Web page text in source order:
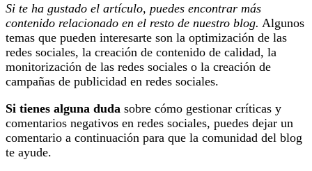
Si te ha gustado el artículo, puedes encontrar más
contenido relacionado en el resto de nuestro blog. Algunos
temas que pueden interesarte son la optimización de las
redes sociales, la creación de contenido de calidad, la
monitorización de las redes sociales o la creación de
campañas de publicidad en redes sociales.
Si tienes alguna duda sobre cómo gestionar críticas y
comentarios negativos en redes sociales, puedes dejar un
comentario a continuación para que la comunidad del blog
te ayude.